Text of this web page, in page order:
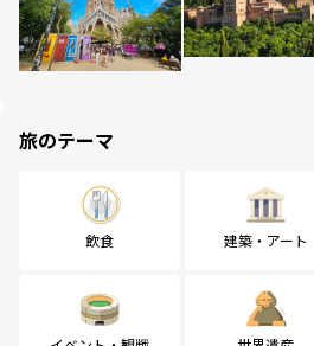
旅のテーマ
飲食 建築・アート